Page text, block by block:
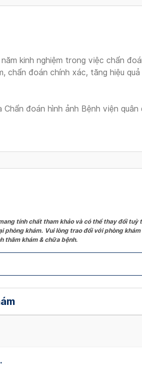
kinh nghiệm trong việc chẩn
chẩn đoán chính xác, tăng hiệu quả
đoán hình ảnh Bệnh viện quân
tính chất tham khảo và có thể thay đổi tuỳ
khám. Vui lòng trao đổi với phòng khám
thăm khám & chữa bệnh.